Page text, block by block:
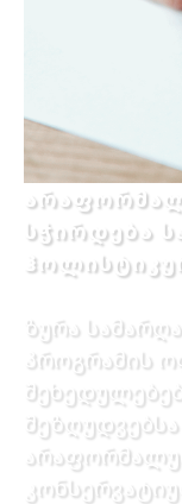
სჭირდება
ზურა
პროგრამის